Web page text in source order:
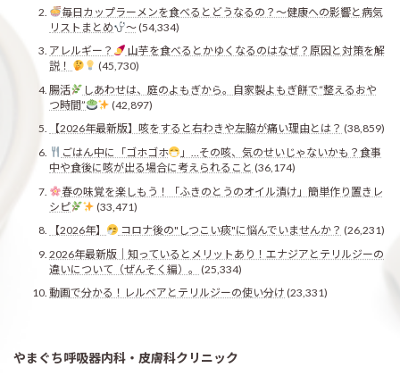
毎日カップラーメンを食べるとどうなるの？〜健康への影響と病気
リストまとめ
〜(54,334)
アレルギー？
山芋を食べるとかゆくなるのはなぜ？原因と対策を解
説！
(45,730)
腸活
しあわせは、庭のよもぎから。自家製よもぎ餅で“整えるおや
つ時間”
(42,897)
【2026年最新版】咳をすると右わきや左脇が痛い理由とは？ (38,859)
ごはん中に「ゴホゴホ
」…その咳、気のせいじゃないかも？食事
中や食後に咳が出る場合に考えられること (36,174)
春の味覚を楽しもう！「ふきのとうのオイル漬け」簡単作り置きレ
シピ
(33,471)
【2026年】
コロナ後の"しつこい痰"に悩んでいませんか？ (26,231)
2026年最新版｜知っているとメリットあり！エナジアとテリルジーの
違いについて（ぜんそく編）。
(25,334)
動画で分かる！レルベアとテリルジーの使い分け (23,331)
やまぐち呼吸器内科・皮膚科クリニック